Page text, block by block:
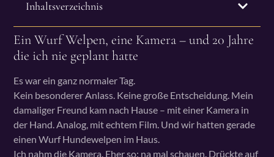
Inhaltsverzeichnis
Ein Wurf Welpen, eine Kamera – und 20 Jahre
die ich nie geplant hatte
Es war ein ganz normaler Tag.
Kein besonderer Anlass. Keine große Entscheidung. Mein
damaliger Freund kam nach Hause – mit einer Kamera in
der Hand. Analog, mit echtem Film. Und wir hatten gerade
einen Wurf Hundewelpen im Haus.
Ich nahm die Kamera. Eher so: na mal schauen. Drückte auf